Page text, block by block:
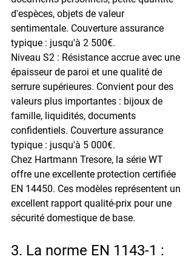
d'espèces, objets de valeur
sentimentale. Couverture assurance
typique : jusqu'à 2 500€.
Niveau S2 : Résistance accrue avec une
épaisseur de paroi et une qualité de
serrure supérieures. Convient pour des
valeurs plus importantes : bijoux de
famille, liquidités, documents
confidentiels. Couverture assurance
typique : jusqu'à 5 000€.
Chez Hartmann Tresore, la série WT
offre une excellente protection certifiée
EN 14450. Ces modèles représentent un
excellent rapport qualité-prix pour une
sécurité domestique de base.
3. La norme EN 1143-1 :